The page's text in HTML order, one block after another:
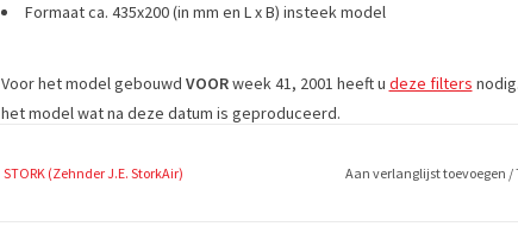
Formaat ca. 435x200 (in mm en L x B) insteek model
Voor het model gebouwd VOORweek 41, 2001 heeft u deze filters
het model wat na deze datum is geproduceerd.
STORK (Zehnder J.E. StorkAir) Aan verlanglijst toevoegen /